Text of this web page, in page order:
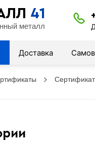
41
металл
Доставка